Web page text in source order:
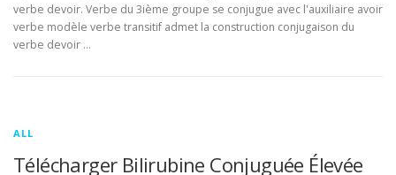
verbe devoir. Verbe du 3ième groupe se conjugue avec l'auxiliaire avoir
verbe modèle verbe transitif admet la construction conjugaison du
verbe devoir …
ALL
Télécharger Bilirubine Conjuguée Élevée